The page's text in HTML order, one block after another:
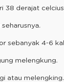
38 derajat
sebanyak 4-6
melengkung.
atau melengking.